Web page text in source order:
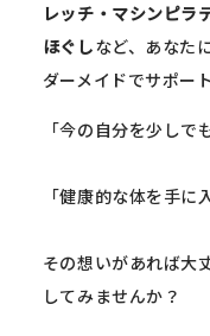
レッチ・マシンピラ
ほぐしなど、あなた
ダーメイドでサポー
「今の自分を少しで
「健康的な体を手に
その想いがあれば大
してみませんか？